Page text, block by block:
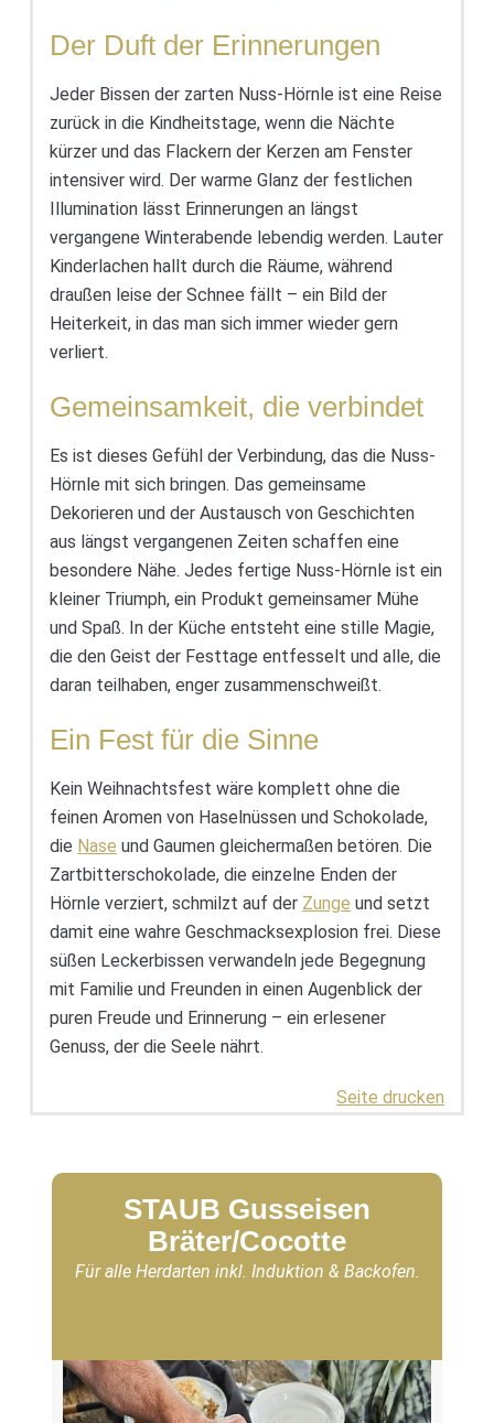
Der Duft der Erinnerungen
Jeder Bissen der zarten Nuss-Hörnle ist eine Reise
zurück in die Kindheitstage, wenn die Nächte
kürzer und das Flackern der Kerzen am Fenster
intensiver wird. Der warme Glanz der festlichen
Illumination lässt Erinnerungen an längst
vergangene Winterabende lebendig werden. Lauter
Kinderlachen hallt durch die Räume, während
draußen leise der Schnee fällt – ein Bild der
Heiterkeit, in das man sich immer wieder gern
verliert.
Gemeinsamkeit, die verbindet
Es ist dieses Gefühl der Verbindung, das die Nuss-
Hörnle mit sich bringen. Das gemeinsame
Dekorieren und der Austausch von Geschichten
aus längst vergangenen Zeiten schaffen eine
besondere Nähe. Jedes fertige Nuss-Hörnle ist ein
kleiner Triumph, ein Produkt gemeinsamer Mühe
und Spaß. In der Küche entsteht eine stille Magie,
die den Geist der Festtage entfesselt und alle, die
daran teilhaben, enger zusammenschweißt.
Ein Fest für die Sinne
Kein Weihnachtsfest wäre komplett ohne die
feinen Aromen von Haselnüssen und Schokolade,
die Nase und Gaumen gleichermaßen betören. Die
Zartbitterschokolade, die einzelne Enden der
Hörnle verziert, schmilzt auf der Zunge und setzt
damit eine wahre Geschmacksexplosion frei. Diese
süßen Leckerbissen verwandeln jede Begegnung
mit Familie und Freunden in einen Augenblick der
puren Freude und Erinnerung – ein erlesener
Genuss, der die Seele nährt.
Seite drucken
STAUB Gusseisen
Bräter/Cocotte
Für alle Herdarten inkl. Induktion & Backofen.